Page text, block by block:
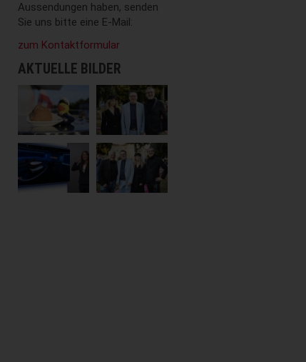
Aussendungen haben, senden
Sie uns bitte eine E-Mail:
zum Kontaktformular
AKTUELLE BILDER